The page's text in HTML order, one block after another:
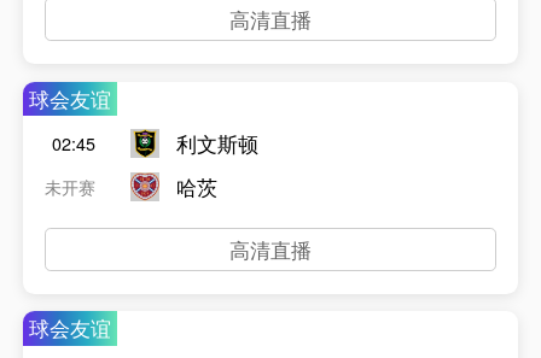
高清直播
球会友谊
02:45
未开赛
利文斯顿
哈茨
高清直播
球会友谊